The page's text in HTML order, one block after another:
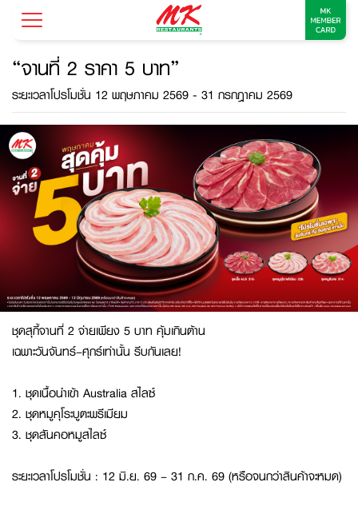
“จานที่ 2 ราคา 5 บาท”
ระยะเวลาโปรโมชั่น 12 พฤษภาคม 2569 - 31 กรกฎาคม 2569
ชุดสุกี้จานที่ 2 จ่ายเพียง 5 บาท คุ้มเกินต้าน
เฉพาะวันจันทร์–ศุกร์เท่านั้น รีบกันเลย!
1. ชุดเนื้อนำเข้า Australia สไลซ์
2. ชุดหมูคุโระบูตะพรีเมียม
3. ชุดสันคอหมูสไลซ์
ระยะเวลาโปรโมชั่น : 12 มิ.ย. 69 – 31 ก.ค. 69 (หรือจนกว่าสินค้าจะหมด)